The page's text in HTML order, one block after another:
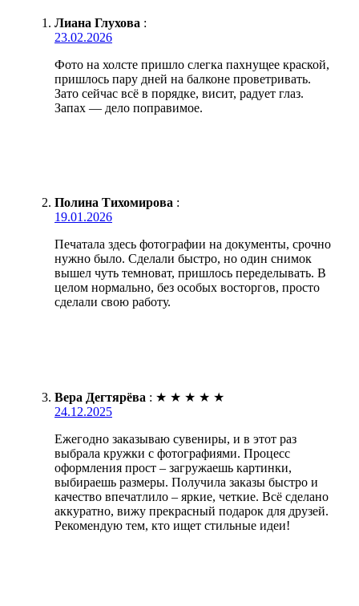
Лиана Глухова :
23.02.2026
Фото на холсте пришло слегка пахнущее краской,
пришлось пару дней на балконе проветривать.
Зато сейчас всё в порядке, висит, радует глаз.
Запах — дело поправимое.
Полина Тихомирова :
19.01.2026
Печатала здесь фотографии на документы, срочно
нужно было. Сделали быстро, но один снимок
вышел чуть темноват, пришлось переделывать. В
целом нормально, без особых восторгов, просто
сделали свою работу.
Вера Дегтярёва : ★ ★ ★ ★ ★
24.12.2025
Ежегодно заказываю сувениры, и в этот раз
выбрала кружки с фотографиями. Процесс
оформления прост – загружаешь картинки,
выбираешь размеры. Получила заказы быстро и
качество впечатлило – яркие, четкие. Всё сделано
аккуратно, вижу прекрасный подарок для друзей.
Рекомендую тем, кто ищет стильные идеи!